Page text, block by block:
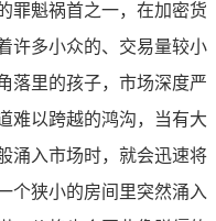
罪魁祸首之一，在加密货
许多小众的、交易量较小
落里的孩子，市场深度严
难以跨越的鸿沟，当有大
涌入市场时，就会迅速将
个狭小的房间里突然涌入